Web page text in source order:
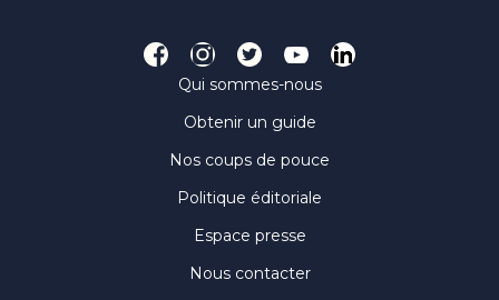
Qui sommes-nous
Obtenir un guide
Nos coups de pouce
Politique éditoriale
Espace presse
Nous contacter